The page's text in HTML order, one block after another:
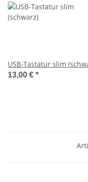
USB-Tastatur slim
13,00 € *